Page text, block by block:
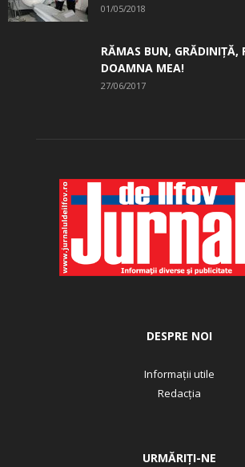
01/05/2018
RĂMAS BUN, GRĂDINIŢĂ,
DOAMNA MEA!
27/06/2017
DESPRE NOI
Informații utile
Redacția
URMĂRIȚI-NE